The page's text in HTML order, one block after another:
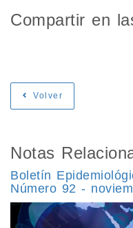
Compartir en
Volver
Notas
Boletín
Número 92 -